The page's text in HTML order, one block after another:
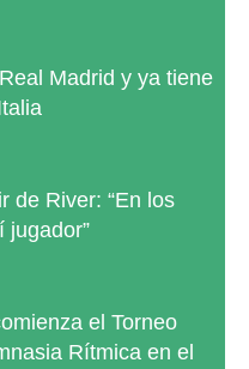
Madrid y ya tiene
de River: “En los
jugador”
el Torneo
Rítmica en el